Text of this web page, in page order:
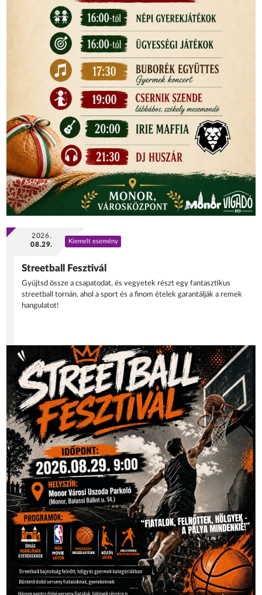
2026.
08.29.
Kiemelt esemény
Streetball Fesztivál
Gyűjtsd össze a csapatodat, és vegyetek részt egy fantasztikus
streetball tornán, ahol a sport és a finom ételek garantálják a remek
hangulatot!